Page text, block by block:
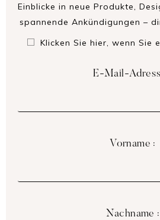
Einblicke in neue Produkte,
spannende Ankündigungen –
Klicken Sie hier, wenn Sie
E-Mail-
Vorname :
Nachname :